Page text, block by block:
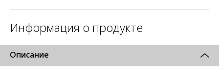
Информация о продукте
Описание